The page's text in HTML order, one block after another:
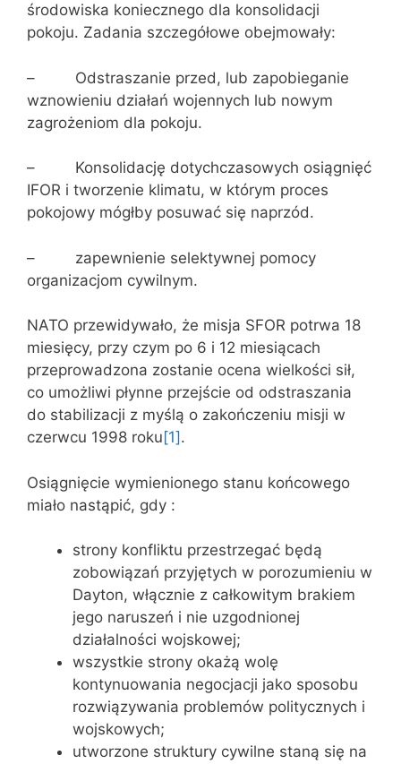
środowiska koniecznego dla konsolidacji
pokoju. Zadania szczegółowe obejmowały:
– Odstraszanie przed, lub zapobieganie
wznowieniu działań wojennych lub nowym
zagrożeniom dla pokoju.
– Konsolidację dotychczasowych osiągnięć
IFOR i tworzenie klimatu, w którym proces
pokojowy mógłby posuwać się naprzód.
– zapewnienie selektywnej pomocy
organizacjom cywilnym.
NATO przewidywało, że misja SFOR potrwa 18
miesięcy, przy czym po 6 i 12 miesiącach
przeprowadzona zostanie ocena wielkości sił,
co umożliwi płynne przejście od odstraszania
do stabilizacji z myślą o zakończeniu misji w
czerwcu 1998 roku [1] .
Osiągnięcie wymienionego stanu końcowego
miało nastąpić, gdy :
strony konfliktu przestrzegać będą
zobowiązań przyjętych w porozumieniu w
Dayton, włącznie z całkowitym brakiem
jego naruszeń i nie uzgodnionej
działalności wojskowej;
wszystkie strony okażą wolę
kontynuowania negocjacji jako sposobu
rozwiązywania problemów politycznych i
wojskowych;
utworzone struktury cywilne staną się na